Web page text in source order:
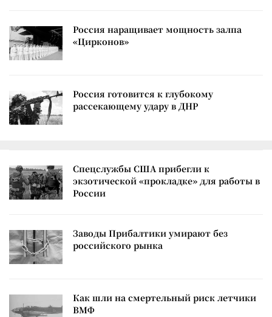
Россия наращивает мощность залпа
«Цирконов»
Россия готовится к глубокому
рассекающему удару в ДНР
Спецслужбы США прибегли к
экзотической «прокладке» для работы в
России
Заводы Прибалтики умирают без
российского рынка
Как шли на смертельный риск летчики
ВМФ